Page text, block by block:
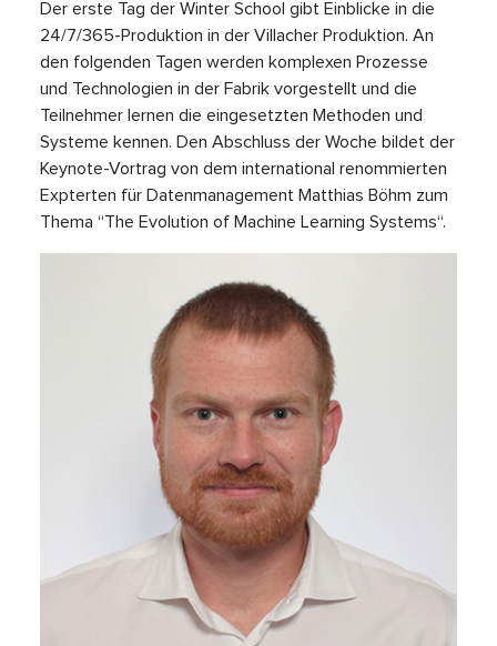
Der erste Tag der Winter School gibt Einblicke in die
24/7/365-Produktion in der Villacher Produktion. An
den folgenden Tagen werden komplexen Prozesse
und Technologien in der Fabrik vorgestellt und die
Teilnehmer lernen die eingesetzten Methoden und
Systeme kennen. Den Abschluss der Woche bildet der
Keynote-Vortrag von dem international renommierten
Expterten für Datenmanagement Matthias Böhm zum
Thema “The Evolution of Machine Learning Systems“.